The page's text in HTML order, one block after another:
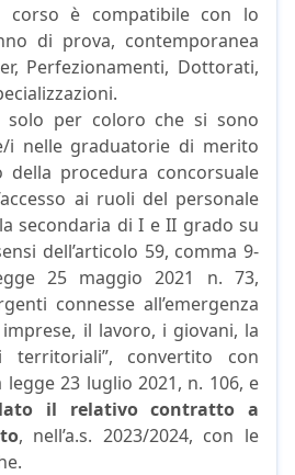
corso è compatibile con lo
di prova, contemporanea
Perfezionamenti, Dottorati,
per coloro che si sono
i nelle graduatorie di merito
della procedura concorsuale
ai ruoli del personale
secondaria di I e II grado su
dell’articolo 59, comma 9-
25 maggio 2021 n. 73,
connesse all’emergenza
il lavoro, i giovani, la
convertito con
23 luglio 2021, n. 106, e
il relativo contratto a
, nell’a.s. 2023/2024, con le